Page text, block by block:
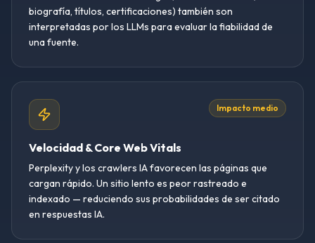
biografía, títulos, certificaciones) también son
interpretadas por los LLMs para evaluar la fiabilidad de
una fuente.
Impacto medio
Velocidad & Core Web Vitals
Perplexity y los crawlers IA favorecen las páginas que
cargan rápido. Un sitio lento es peor rastreado e
indexado — reduciendo sus probabilidades de ser citado
en respuestas IA.